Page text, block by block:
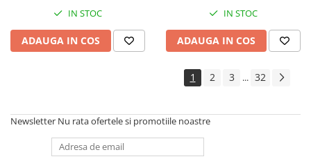
IN STOC
ADAUGA IN COS
IN STOC
ADAUGA IN COS
1 2 3 ... 32
Newsletter Nu rata ofertele si promotiile noastre